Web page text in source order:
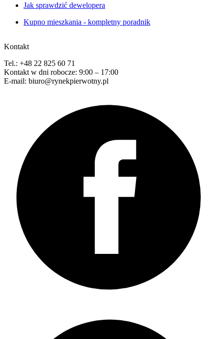
Jak sprawdzić dewelopera
Kupno mieszkania - kompletny poradnik
Kontakt
Tel.: +48 22 825 60 71
Kontakt w dni robocze: 9:00 – 17:00
E-mail: biuro@rynekpierwotny.pl